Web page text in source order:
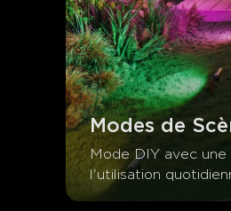
Modes de
Mode DIY avec
l'utilisation